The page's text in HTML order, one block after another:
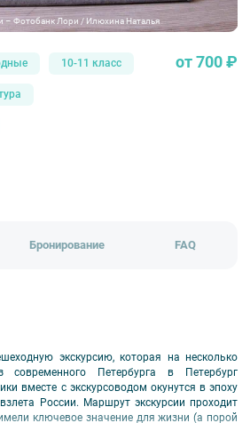
– Фотобанк Лори / Илюхина Наталья
10-11 класс от 700 ₽
Бронирование FAQ
экскурсию, которая на несколько
Петербурга в Петербург
вместе с экскурсоводом окунутся в эпоху
России. Маршрут экскурсии проходит
ключевое значение для жизни (а порой